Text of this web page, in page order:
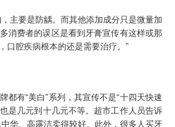
主要是防龋。而其他添加成分只是微量加
消费者的误区是看到牙膏宣传有这样或那
口腔疾病根本的还是需要治疗。”
都有“美白”系列，其宣传不是“十四天快速
是几元到十几元不等。超市工作人员告诉
华、高露洁卖得较好。此外，很多人买牙